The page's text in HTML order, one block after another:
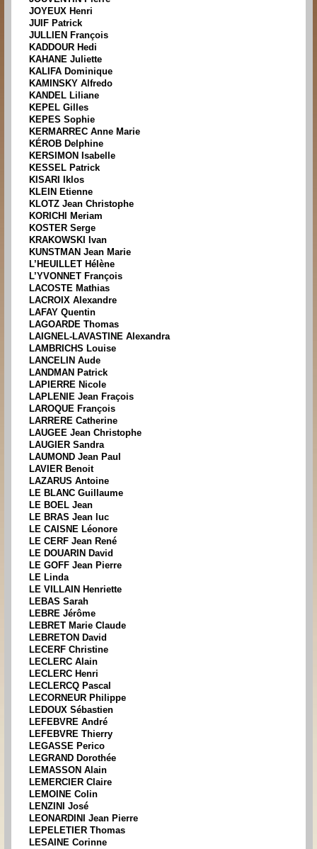
JOYEUX Henri
JUIF Patrick
JULLIEN François
KADDOUR Hedi
KAHANE Juliette
KALIFA Dominique
KAMINSKY Alfredo
KANDEL Liliane
KEPEL Gilles
KEPES Sophie
KERMARREC Anne Marie
KÉROB Delphine
KERSIMON Isabelle
KESSEL Patrick
KISARI Iklos
KLEIN Etienne
KLOTZ Jean Christophe
KORICHI Meriam
KOSTER Serge
KRAKOWSKI Ivan
KUNSTMAN Jean Marie
L’HEUILLET Hélène
L’YVONNET François
LACOSTE Mathias
LACROIX Alexandre
LAFAY Quentin
LAGOARDE Thomas
LAIGNEL-LAVASTINE Alexandra
LAMBRICHS Louise
LANCELIN Aude
LANDMAN Patrick
LAPIERRE Nicole
LAPLENIE Jean Fraçois
LAROQUE François
LARRERE Catherine
LAUGEE Jean Christophe
LAUGIER Sandra
LAUMOND Jean Paul
LAVIER Benoit
LAZARUS Antoine
LE BLANC Guillaume
LE BOEL Jean
LE BRAS Jean luc
LE CAISNE Léonore
LE CERF Jean René
LE DOUARIN David
LE GOFF Jean Pierre
LE Linda
LE VILLAIN Henriette
LEBAS Sarah
LEBRE Jérôme
LEBRET Marie Claude
LEBRETON David
LECERF Christine
LECLERC Alain
LECLERC Henri
LECLERCQ Pascal
LECORNEUR Philippe
LEDOUX Sébastien
LEFEBVRE André
LEFEBVRE Thierry
LEGASSE Perico
LEGRAND Dorothée
LEMASSON Alain
LEMERCIER Claire
LEMOINE Colin
LENZINI José
LEONARDINI Jean Pierre
LEPELETIER Thomas
LESAINE Corinne